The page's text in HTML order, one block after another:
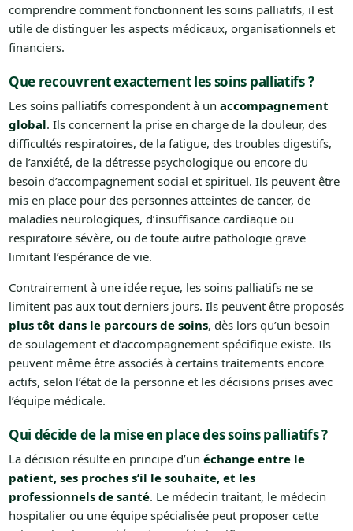
comprendre comment fonctionnent les soins palliatifs, il est
utile de distinguer les aspects médicaux, organisationnels et
financiers.
Que recouvrent exactement les soins palliatifs ?
Les soins palliatifs correspondent à un accompagnement
global. Ils concernent la prise en charge de la douleur, des
difficultés respiratoires, de la fatigue, des troubles digestifs,
de l’anxiété, de la détresse psychologique ou encore du
besoin d’accompagnement social et spirituel. Ils peuvent être
mis en place pour des personnes atteintes de cancer, de
maladies neurologiques, d’insuffisance cardiaque ou
respiratoire sévère, ou de toute autre pathologie grave
limitant l’espérance de vie.
Contrairement à une idée reçue, les soins palliatifs ne se
limitent pas aux tout derniers jours. Ils peuvent être proposés
plus tôt dans le parcours de soins, dès lors qu’un besoin
de soulagement et d’accompagnement spécifique existe. Ils
peuvent même être associés à certains traitements encore
actifs, selon l’état de la personne et les décisions prises avec
l’équipe médicale.
Qui décide de la mise en place des soins palliatifs ?
La décision résulte en principe d’un échange entre le
patient, ses proches s’il le souhaite, et les
professionnels de santé. Le médecin traitant, le médecin
hospitalier ou une équipe spécialisée peut proposer cette